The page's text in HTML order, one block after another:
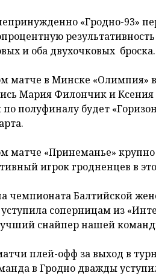
«Гродно-93»
и оба двухочковых
матче в Минске «Олимпия»
Мария Филончик и Ксения
полуфиналу будет
матче «Принеманье»
игрок гродненцев в
чемпионата Балтийской
соперницам из
снайпер нашей
плей-офф за выход в
в Гродно дважды